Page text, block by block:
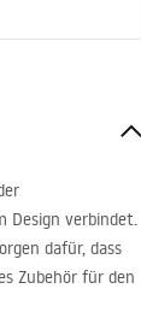
Design verbindet.
dafür, dass
Zubehör für den